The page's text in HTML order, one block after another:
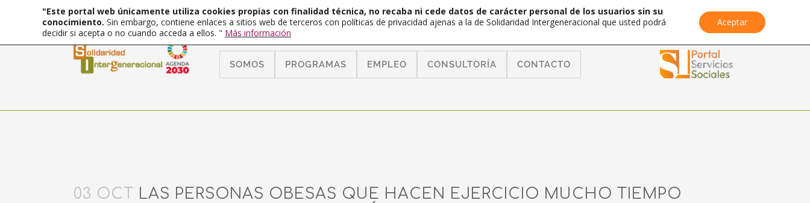
SOMOS PROGRAMAS EMPLEO CONSULTORÍA CONTACTO
03 OCT
LAS PERSONAS OBESAS QUE HACEN EJERCICIO MUCHO TIEMPO
"Este portal web únicamente utiliza cookies propias con finalidad técnica, no recaba ni cede datos de carácter personal de los usuarios sin su
conocimiento. Sin embargo, contiene enlaces a sitios web de terceros con políticas de privacidad ajenas a la de Solidaridad Intergeneracional que usted podrá
decidir si acepta o no cuando acceda a ellos. " Más información
Aceptar